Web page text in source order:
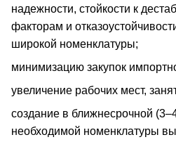
надежности, стойкости к
факторам и
широкой номенклатуры;
минимизацию закупок
увеличение рабочих мест,
создание в ближнесрочной
необходимой номенклатуры